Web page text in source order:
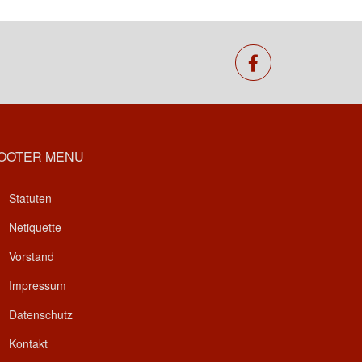
facebook
MENU
Statuten
Netiquette
Vorstand
Impressum
Datenschutz
Kontakt